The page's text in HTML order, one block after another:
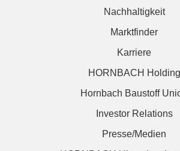
Nachhaltigkeit
Marktfinder
Karriere
HORNBACH Holding
Hornbach Baustoff
Investor Relations
Presse/Medien